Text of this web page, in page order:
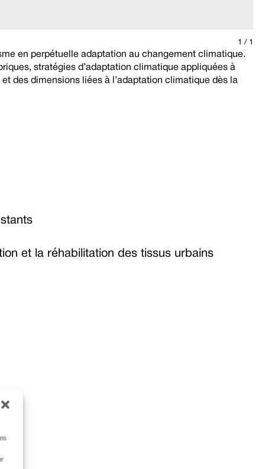
1 / 1
en perpétuelle adaptation au changement climatique.
stratégies d’adaptation climatique appliquées à
des dimensions liées à l’adaptation climatique dès la
et la réhabilitation des tissus urbains